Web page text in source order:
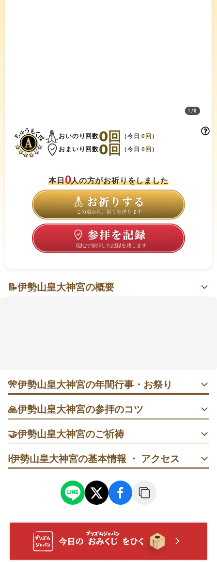
1/8
おいのり回数0回 （今日0回 ）
おまいり回数0回 （今日0回 ）
本日0人の方がお祈りをしました
📝伊勢山皇大神宮の概要
「随身門（ずいしんもん）→手水（てみず）→本殿→
神楽殿（かぐらでん）→末社（まっしゃ）」がひとつ
の流れです🍀
🎌伊勢山皇大神宮の年間行事・お祭り
・1月1日 元旦祭｜早朝5〜8時は混雑を避けやすい時間
帯。・2月3日 節分祭｜10時開始前（9:30頃）に到着すると
よさそう。・2月17日 祈年祭｜11時開始前に拝殿前へ。・
6月30日 大祓式｜半年の区切りに参拝。・11月23日 新嘗祭
｜午前〜正午前が比較的無難。
🙏伊勢山皇大神宮の参拝のコツ
随身門の前で一礼→手水→本殿で二拝二拍手一拝→神楽殿
→末社の順に回ります。
本殿前は急がず、正面で一呼吸→二拝二拍手一拝の順で参
本殿参拝のあとに御神木へ→近づける範囲で一礼→そのま
桜の見える場所で一枚撮影→そのまま本殿へ進み参拝→授
与所で記念品を見ます。
🤝伊勢山皇大神宮のご祈祷
安産祈願
安産祈願は予約不要で随時受付（9:00〜16:30）。本殿での
います（初穂料1万円より）。
厄年の災厄除けを願う祈祷。予約不要・9:00〜16:30で随
時。2月の如月厄除大祈祷では鈴祓絵馬の授与があります
（初穂料1万円より）。
ℹ️伊勢山皇大神宮の基本情報 ・ アクセス